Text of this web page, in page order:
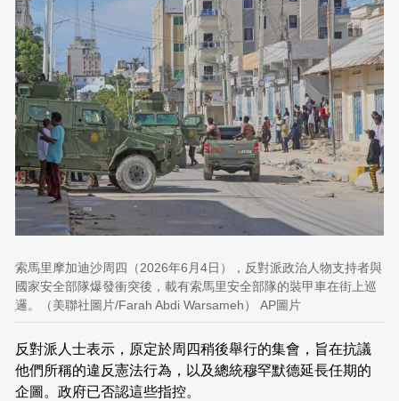
索馬里摩加迪沙周四（2026年6月4日），反對派政治人物支持者與
國家安全部隊爆發衝突後，載有索馬里安全部隊的裝甲車在街上巡
邏。（美聯社圖片/Farah Abdi Warsameh） AP圖片
反對派人士表示，原定於周四稍後舉行的集會，旨在抗議
他們所稱的違反憲法行為，以及總統穆罕默德延長任期的
企圖。政府已否認這些指控。